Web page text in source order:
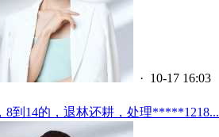
· 10-17 16:03
8到14的，退林还耕，处理*****1218...